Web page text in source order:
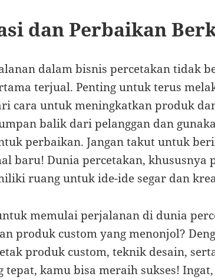
dan Perbaikan
dalam bisnis percetakan tidak
terjual. Penting untuk terus
cara untuk meningkatkan produk
balik dari pelanggan dan
perbaikan. Jangan takut untuk
baru! Dunia percetakan, khususnya
ruang untuk ide-ide segar dan
memulai perjalanan di dunia
produk custom yang menonjol?
produk custom, teknik desain,
tepat, kamu bisa meraih sukses!